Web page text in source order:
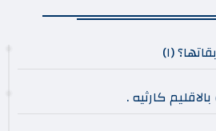
(١)
كارثيه .